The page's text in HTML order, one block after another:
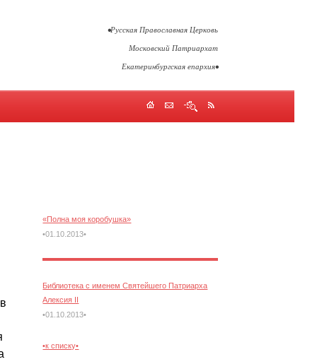
•Русская Православная Церковь
Московский Патриархат
Екатеринбургская епархия•
«Полна моя коробушка»
•01.10.2013•
Библиотека с именем Святейшего Патриарха
Алексия II
•01.10.2013•
•к списку•